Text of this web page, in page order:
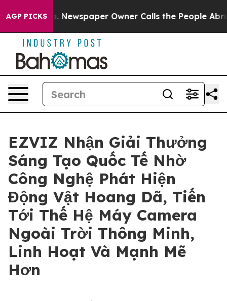
AGP PICKSNewspaper Owner Calls the People
EZVIZ Nhận Giải Thưởng
Sáng Tạo Quốc Tế Nhờ
Công Nghệ Phát Hiện
Động Vật Hoang Dã, Tiến
Tới Thế Hệ Máy Camera
Ngoài Trời Thông Minh,
Linh Hoạt Và Mạnh Mẽ
Hơn